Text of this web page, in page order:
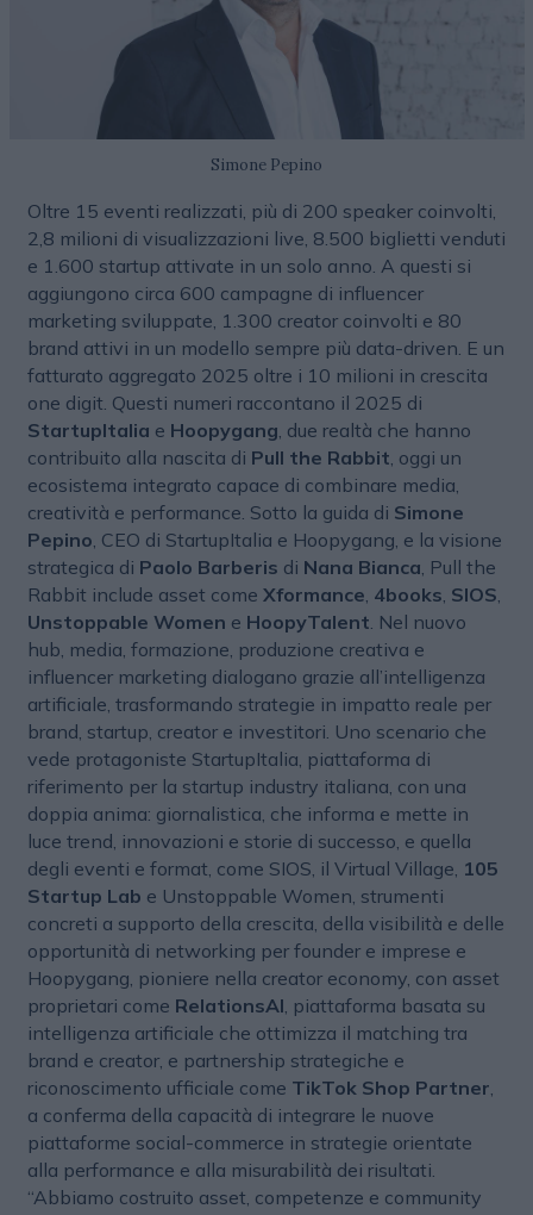
Simone Pepino
Oltre 15 eventi realizzati, più di 200 speaker coinvolti,
2,8 milioni di visualizzazioni live, 8.500 biglietti venduti
e 1.600 startup attivate in un solo anno. A questi si
aggiungono circa 600 campagne di influencer
marketing sviluppate, 1.300 creator coinvolti e 80
brand attivi in un modello sempre più data-driven. E un
fatturato aggregato 2025 oltre i 10 milioni in crescita
one digit. Questi numeri raccontano il 2025 di
StartupItalia e Hoopygang , due realtà che hanno
contribuito alla nascita di Pull the Rabbit , oggi un
ecosistema integrato capace di combinare media,
creatività e performance. Sotto la guida di Simone
Pepino , CEO di StartupItalia e Hoopygang, e la visione
strategica di Paolo Barberis di Nana Bianca , Pull the
Rabbit include asset come Xformance 4books SIOS
Unstoppable Women e HoopyTalent . Nel nuovo
hub, media, formazione, produzione creativa e
influencer marketing dialogano grazie all’intelligenza
artificiale, trasformando strategie in impatto reale per
brand, startup, creator e investitori. Uno scenario che
vede protagoniste StartupItalia, piattaforma di
riferimento per la startup industry italiana, con una
doppia anima: giornalistica, che informa e mette in
luce trend, innovazioni e storie di successo, e quella
degli eventi e format, come SIOS, il Virtual Village, 105
Startup Lab e Unstoppable Women, strumenti
concreti a supporto della crescita, della visibilità e delle
opportunità di networking per founder e imprese e
Hoopygang, pioniere nella creator economy, con asset
proprietari come RelationsAI , piattaforma basata su
intelligenza artificiale che ottimizza il matching tra
brand e creator, e partnership strategiche e
riconoscimento ufficiale come TikTok Shop Partner
a conferma della capacità di integrare le nuove
piattaforme social-commerce in strategie orientate
alla performance e alla misurabilità dei risultati.
“Abbiamo costruito asset, competenze e community